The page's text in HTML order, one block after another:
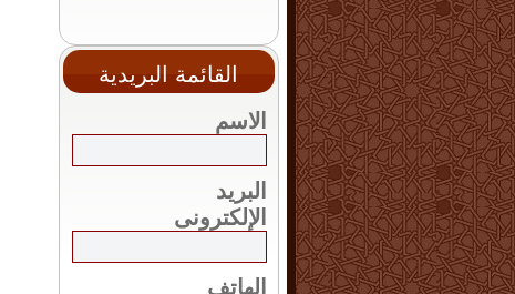
القائمة البريدية
الاسم
البريد
الإلكترونى
الهاتف